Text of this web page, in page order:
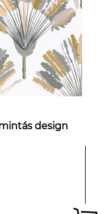
design